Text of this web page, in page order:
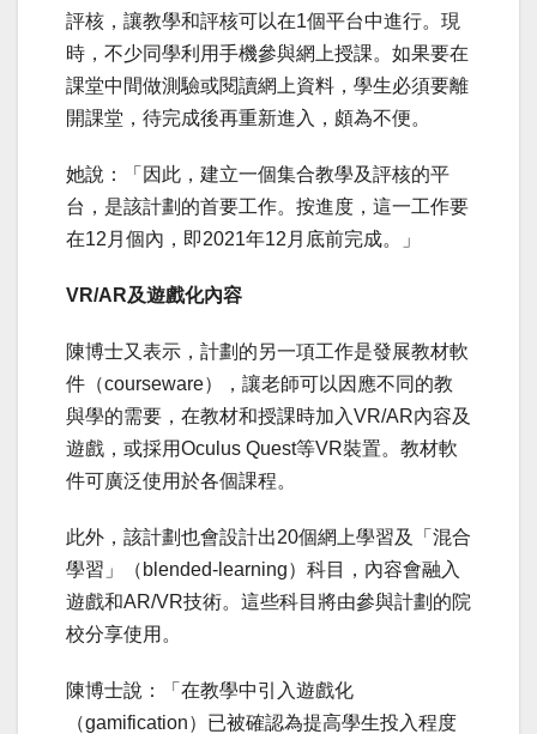
評核，讓教學和評核可以在1個平台中進行。現
時，不少同學利用手機參與網上授課。如果要在
課堂中間做測驗或閱讀網上資料，學生必須要離
開課堂，待完成後再重新進入，頗為不便。
她說：「因此，建立一個集合教學及評核的平
台，是該計劃的首要工作。按進度，這一工作要
在12月個內，即2021年12月底前完成。」
VR/AR及遊戲化內容
陳博士又表示，計劃的另一項工作是發展教材軟
件（courseware），讓老師可以因應不同的教
與學的需要，在教材和授課時加入VR/AR內容及
遊戲，或採用Oculus Quest等VR裝置。教材軟
件可廣泛使用於各個課程。
此外，該計劃也會設計出20個網上學習及「混合
學習」（blended-learning）科目，內容會融入
遊戲和AR/VR技術。這些科目將由參與計劃的院
校分享使用。
陳博士說：「在教學中引入遊戲化
（gamification）已被確認為提高學生投入程度